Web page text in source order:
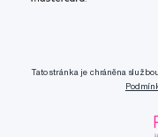
Tato stránka je chráněna